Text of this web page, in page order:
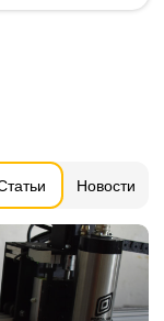
Новости